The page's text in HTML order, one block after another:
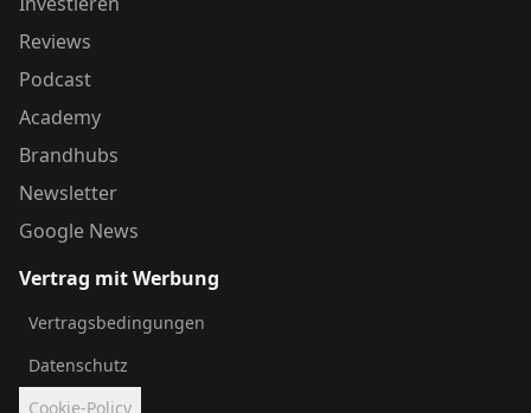
Reviews
Podcast
Academy
Brandhubs
Newsletter
Google News
Vertrag mit Werbung
Vertragsbedingungen
Datenschutz
Cookie-Policy